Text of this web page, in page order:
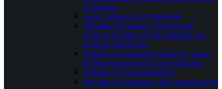
för läkning
Jaspis: Jordande och Stärkande
Kristaller för Husdjur: Hur man kan
använda kristaller för att förbättra sina
husdjurs välmående
Kristaller för Personlig Tillväxt: En Guide
till Vilka Kristaller Som Kan Hjälpa Dig
Kristaller för Stresshantering
Kristaller för Studenter: Hur Studenter kan